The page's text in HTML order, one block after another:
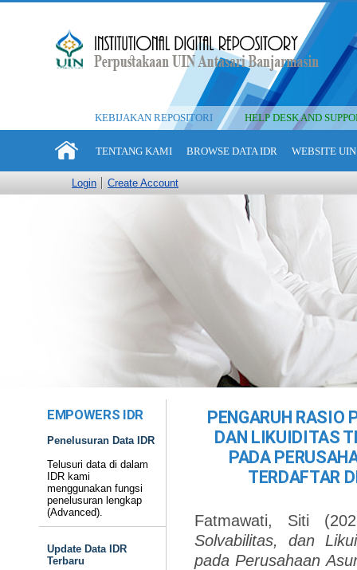
KEBIJAKAN REPOSITORI HELP DESK AND
TENTANG KAMI BROWSE DATA IDR WEBSITE
Login Create Account
EMPOWERS IDR
Penelusuran Data IDR
Telusuri data di dalam
IDR kami
menggunakan fungsi
penelusuran lengkap
(Advanced).
Update Data IDR
Terbaru
PENGARUH RASIO
DAN LIKUIDITAS
PADA
TERDAFTAR
Fatmawati, Siti
Solvabilitas, dan
pada Perusahaan